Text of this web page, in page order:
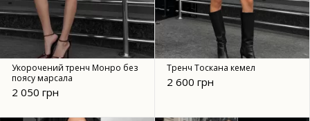
Укорочений тренч Монро без
поясу марсала
2 050 грн
Тренч Тоскана кемел
2 600 грн